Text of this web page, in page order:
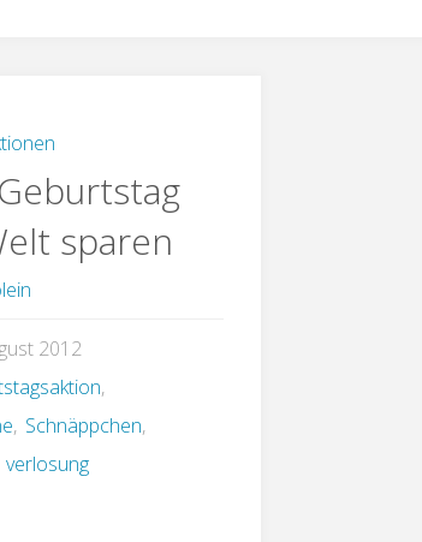
sparen
2012
,
, Schnäppchen,
verlosung